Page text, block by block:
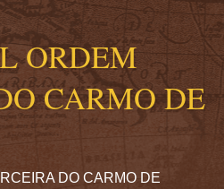
ORDEM
CARMO DE
DO CARMO DE